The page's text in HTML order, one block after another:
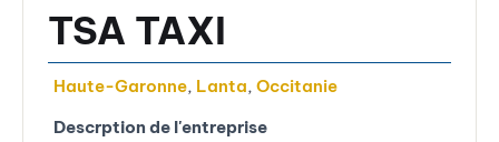
TSA TAXI
Haute-Garonne, Lanta, Occitanie
Descrption de l'entreprise